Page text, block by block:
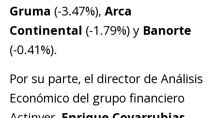
Gruma (-3.47%), Arca
Continental (-1.79%) y Banorte
(-0.41%).
Por su parte, el director de Análisis
Económico del grupo financiero